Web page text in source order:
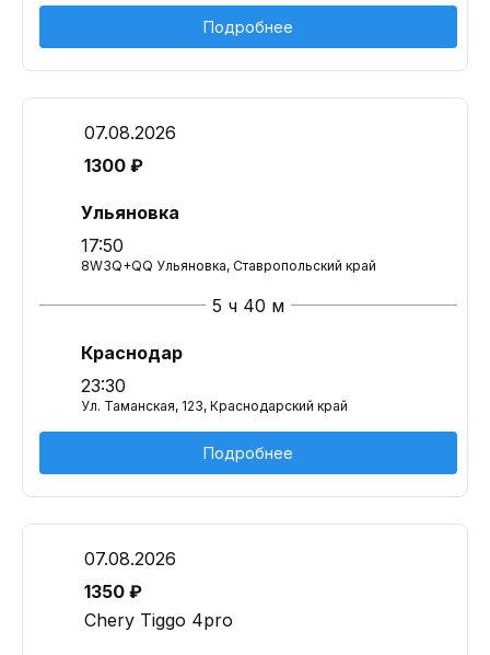
Подробнее
07.08.2026
1300 ₽
Ульяновка
17:50
8W3Q+QQ Ульяновка, Ставропольский край
5 ч 40 м
Краснодар
23:30
Ул. Таманская, 123, Краснодарский край
Подробнее
07.08.2026
1350 ₽
Chery Tiggo 4pro